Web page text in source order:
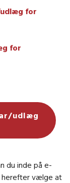
for
for
udlæg
du inde på e-
herefter vælge at